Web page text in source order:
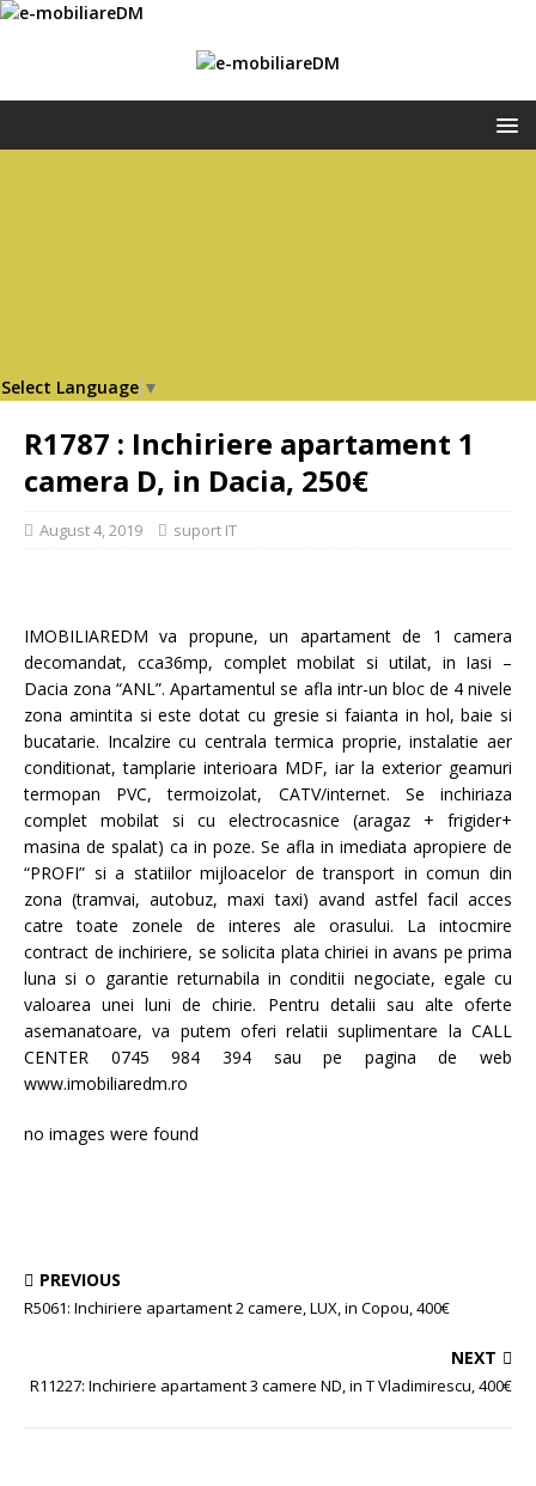
Select Language ▼
R1787 : Inchiriere apartament 1
camera D, in Dacia, 250€
August 4, 2019 suport IT
IMOBILIAREDM va propune, un apartament de 1 camera
decomandat, cca36mp, complet mobilat si utilat, in Iasi –
Dacia zona “ANL”. Apartamentul se afla intr-un bloc de 4 nivele
zona amintita si este dotat cu gresie si faianta in hol, baie si
bucatarie. Incalzire cu centrala termica proprie, instalatie aer
conditionat, tamplarie interioara MDF, iar la exterior geamuri
termopan PVC, termoizolat, CATV/internet. Se inchiriaza
complet mobilat si cu electrocasnice (aragaz + frigider+
masina de spalat) ca in poze. Se afla in imediata apropiere de
“PROFI” sia statiilor mijloacelor de transport in comun din
zona (tramvai, autobuz, maxi taxi) avand astfel facil acces
catre toate zonele de interes ale orasului. La intocmire
contract de inchiriere, se solicita plata chiriei in avans pe prima
luna si o garantie returnabila in conditii negociate, egale cu
valoarea unei luni de chirie. Pentru detalii sau alte oferte
asemanatoare, va putem oferi relatii suplimentare la CALL
CENTER 0745 984 394 sau pe pagina de web
www.imobiliaredm.ro
no images were found
PREVIOUS
R5061: Inchiriere apartament 2 camere, LUX, in Copou, 400€
NEXT
R11227: Inchiriere apartament 3 camere ND, in T Vladimirescu, 400€